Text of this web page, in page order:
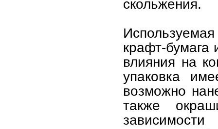
скольжения.
крафт-бумага
влияния на
упаковка
возможно
также